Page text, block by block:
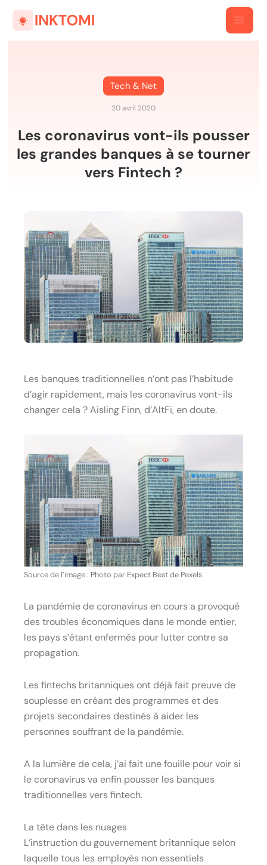
Tech & Net
20 avril 2020
Les coronavirus vont-ils pousser
les grandes banques à se tourner
vers Fintech ?
Les banques traditionnelles n’ont pas l’habitude
d’agir rapidement, mais les coronavirus vont-ils
changer cela ? Aisling Finn, d’AltFi, en doute.
Source de l’image : Photo par Expect Best de Pexels
La pandémie de coronavirus en cours a provoqué
des troubles économiques dans le monde entier,
les pays s’étant enfermés pour lutter contre sa
propagation.
Les fintechs britanniques ont déjà fait preuve de
souplesse en créant des programmes et des
projets secondaires destinés à aider les
personnes souffrant de la pandémie.
A la lumière de cela, j’ai fait une fouille pour voir si
le coronavirus va enfin pousser les banques
traditionnelles vers fintech.
La tête dans les nuages
L’instruction du gouvernement britannique selon
laquelle tous les employés non essentiels